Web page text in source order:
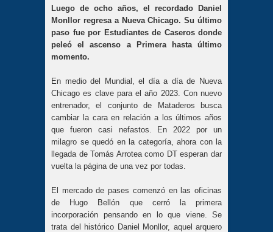
Luego de ocho años, el recordado Daniel
Monllor regresa a Nueva Chicago. Su último
paso fue por Estudiantes de Caseros donde
peleó el ascenso a Primera hasta último
momento.
En medio del Mundial, el día a día de Nueva
Chicago es clave para el año 2023. Con nuevo
entrenador, el conjunto de Mataderos busca
cambiar la cara en relación a los últimos años
que fueron casi nefastos. En 2022 por un
milagro se quedó en la categoría, ahora con la
llegada de Tomás Arrotea como DT esperan dar
vuelta la página de una vez por todas.
El mercado de pases comenzó en las oficinas
de Hugo Bellón que cerró la primera
incorporación pensando en lo que viene. Se
trata del histórico Daniel Monllor, aquel arquero